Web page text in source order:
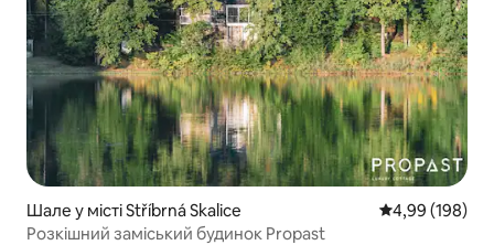
Шале у місті Stříbrná Skalice Середня
4,99 (198)
Розкішний заміський будинок Propast